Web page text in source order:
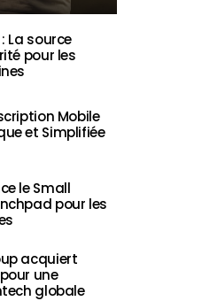
La source
pour les
Mobile
et Simplifiée
le Small
pour les
acquiert
une
globale